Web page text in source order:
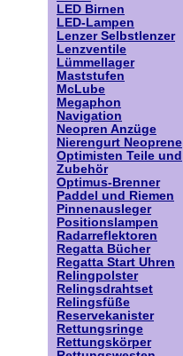
LED Birnen
LED-Lampen
Lenzer Selbstlenzer
Lenzventile
Lümmellager
Maststufen
McLube
Megaphon
Navigation
Neopren Anzüge
Nierengurt Neoprene
Optimisten Teile und
Zubehör
Optimus-Brenner
Paddel und Riemen
Pinnenausleger
Positionslampen
Radarreflektoren
Regatta Bücher
Regatta Start Uhren
Relingpolster
Relingsdrahtset
Relingsfüße
Reservekanister
Rettungsringe
Rettungskörper